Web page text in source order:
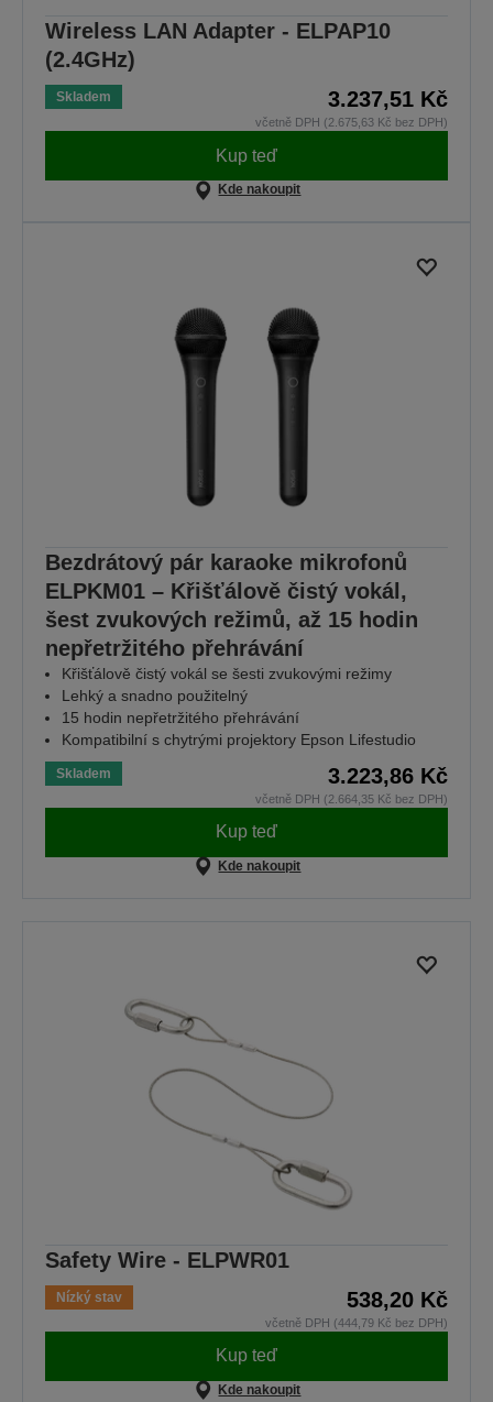
Wireless LAN Adapter - ELPAP10
(2.4GHz)
Skladem 3.237,51 Kč
včetně DPH (2.675,63 Kč bez DPH)
Kup teď
Kde nakoupit
Bezdrátový pár karaoke mikrofonů
ELPKM01 – Křišťálově čistý vokál,
šest zvukových režimů, až 15 hodin
nepřetržitého přehrávání
Křišťálově čistý vokál se šesti zvukovými režimy
Lehký a snadno použitelný
15 hodin nepřetržitého přehrávání
Kompatibilní s chytrými projektory Epson Lifestudio
Skladem 3.223,86 Kč
včetně DPH (2.664,35 Kč bez DPH)
Kup teď
Kde nakoupit
Safety Wire - ELPWR01
Nízký stav 538,20 Kč
včetně DPH (444,79 Kč bez DPH)
Kup teď
Kde nakoupit